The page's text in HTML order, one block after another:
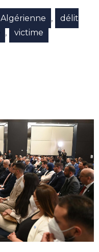
Algérienne ,
délit
, victime